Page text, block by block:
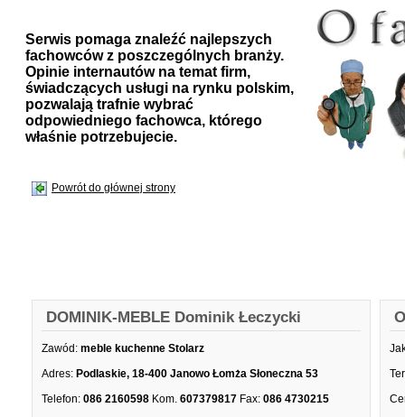
Serwis pomaga znaleźć najlepszych
fachowców z poszczególnych branży.
Opinie internautów na temat firm,
świadczących usługi na rynku polskim,
pozwalają trafnie wybrać
odpowiedniego fachowca, którego
właśnie potrzebujecie.
Powrót do głównej strony
DOMINIK-MEBLE Dominik Łeczycki
Zawód: meble kuchenne Stolarz
Adres: Podlaskie, 18-400 Janowo Łomża Słoneczna 53
Telefon: 086 2160598 Kom. 607379817 Fax: 086 4730215